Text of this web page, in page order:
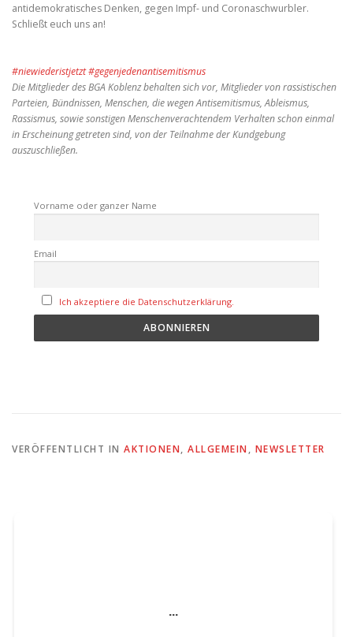
antidemokratisches Denken, gegen Impf- und Coronaschwurbler.
Schließt euch uns an!
#niewiederistjetzt#gegenjedenantisemitismus
Die Mitglieder des BGA Koblenz behalten sich vor, Mitglieder von rassistischen
Parteien, Bündnissen, Menschen, die wegen Antisemitismus, Ableismus,
Rassismus, sowie sonstigen Menschenverachtendem Verhalten schon einmal
in Erscheinung getreten sind, von der Teilnahme der Kundgebung
auszuschließen.
Vorname oder ganzer Name
Email
Ich akzeptiere die Datenschutzerklärung.
VERÖFFENTLICHT IN AKTIONEN, ALLGEMEIN , NEWSLETTER